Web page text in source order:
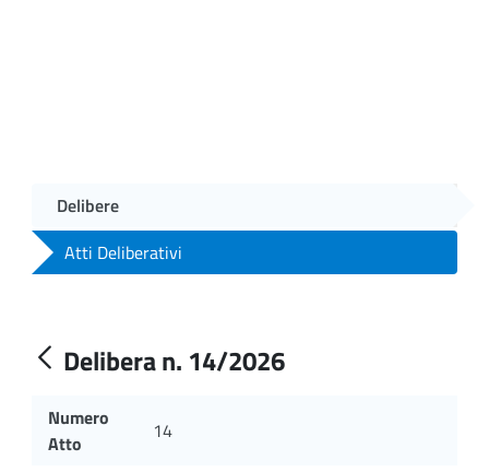
Delibere
Atti Deliberativi
Delibera n. 14/2026
Numero
Atto
14